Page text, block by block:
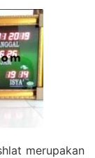
merupakan